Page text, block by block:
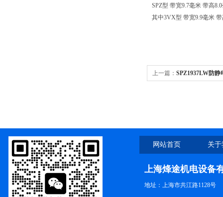
SPZ型 带宽9.7毫米 带高
其中3VX型 带宽9.9毫米
上一篇： SPZ1937LW防静
网站首页 关
上海烽途机电设备
地址：上海市共江路1128号